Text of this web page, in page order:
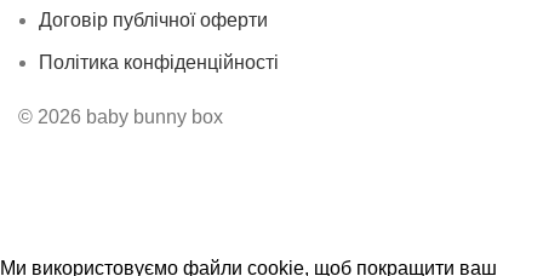
Договір публічної оферти
Політика конфіденційності
© 2026 baby bunny box
Ми використовуємо файли cookie, щоб покращити ваш